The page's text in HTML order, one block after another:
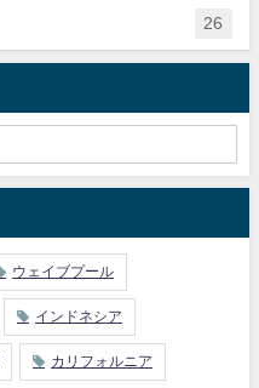
26
ウェイブプール
インドネシア
カリフォルニア